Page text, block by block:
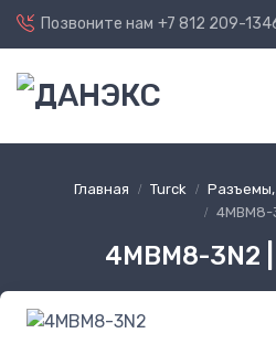
Позвоните нам +7 812 209-
Главная Turck
Разъемы,
4MBM8-
4MBM8-3N2